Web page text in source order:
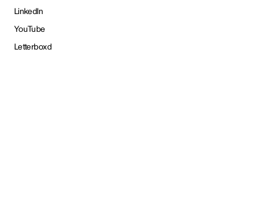
LinkedIn
YouTube
Letterboxd